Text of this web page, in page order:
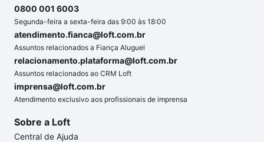
0800 001 6003
Segunda-feira a sexta-feira das 9:00 às 18:00
atendimento.fianca@loft.com.br
Assuntos relacionados a Fiança Aluguel
relacionamento.plataforma@loft.com.br
Assuntos relacionados ao CRM Loft
imprensa@loft.com.br
Atendimento exclusivo aos profissionais de imprensa
Sobre a Loft
Central de Ajuda